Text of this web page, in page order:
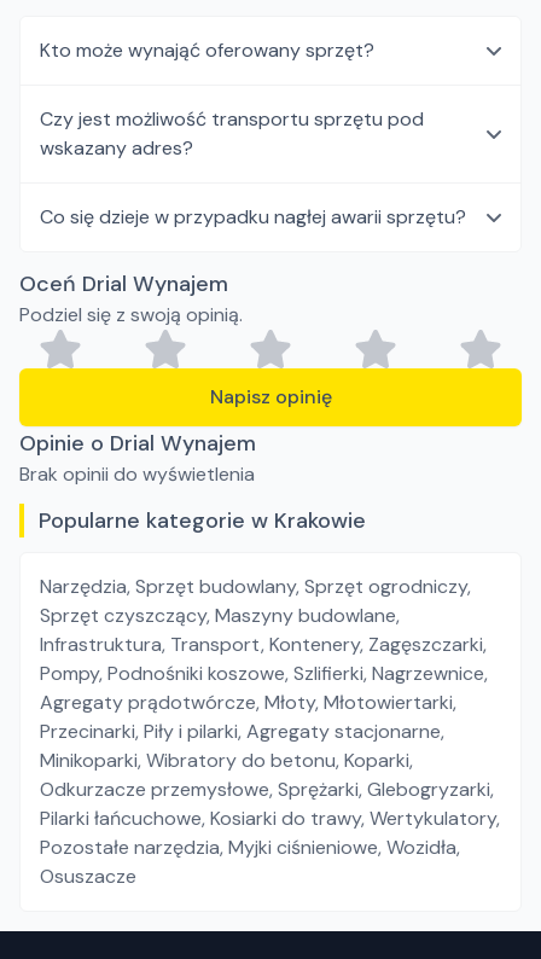
Kto może wynająć oferowany sprzęt?
Czy jest możliwość transportu sprzętu pod
wskazany adres?
Co się dzieje w przypadku nagłej awarii sprzętu?
Oceń Drial Wynajem
Podziel się z swoją opinią.
Napisz opinię
Opinie o Drial Wynajem
Brak opinii do wyświetlenia
Popularne kategorie w Krakowie
Narzędzia,Sprzęt budowlany,Sprzęt ogrodniczy,
Sprzęt czyszczący,Maszyny budowlane,
Infrastruktura, Transport,Kontenery, Zagęszczarki,
Pompy,Podnośniki koszowe,Szlifierki,Nagrzewnice,
Agregaty prądotwórcze,Młoty,Młotowiertarki,
Przecinarki,Piły i pilarki,Agregaty stacjonarne,
Minikoparki,Wibratory do betonu,Koparki,
Odkurzacze przemysłowe,Sprężarki,Glebogryzarki,
Pilarki łańcuchowe,Kosiarki do trawy,Wertykulatory,
Pozostałe narzędzia,Myjki ciśnieniowe,Wozidła,
Osuszacze